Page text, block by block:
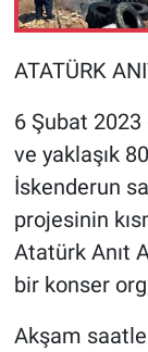
ATATÜRK
6 Şubat
ve yaklaşık
İskenderun
projesinin
Atatürk Anıt
bir konser
Akşam